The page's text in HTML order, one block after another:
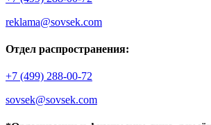
reklama@sovsek.com
Отдел распространения:
+7 (499) 288-00-72
sovsek@sovsek.com